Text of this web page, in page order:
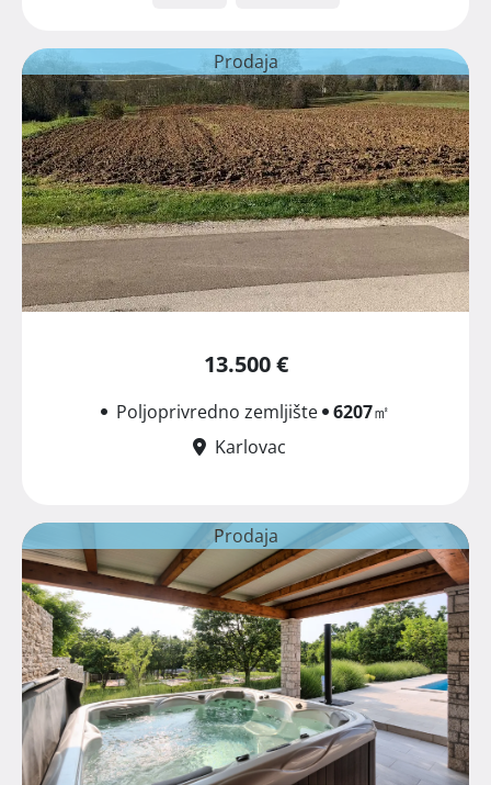
Prodaja
13.500 €
Poljoprivredno zemljište 6207㎡
Karlovac
Prodaja